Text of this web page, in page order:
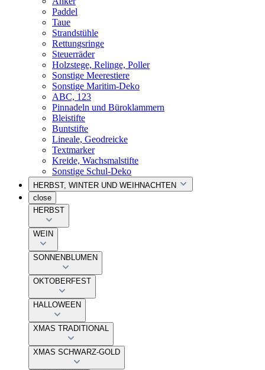
Paddel
Taue
Strandstühle
Rettungsringe
Steuerräder
Holzstege, Relinge, Poller
Sonstige Meerestiere
Sonstige Maritim-Deko
ABC, 123
Pinnadeln und Büroklammern
Bleistifte
Buntstifte
Lineale, Geodreicke
Textmarker
Kreide, Wachsmalstifte
Sonstige Schul-Deko
HERBST, WINTER UND WEIHNACHTEN
close
HERBST
WEIN
SONNENBLUMEN
OKTOBERFEST
HALLOWEEN
XMAS TRADITIONAL
XMAS SCHWARZ-GOLD